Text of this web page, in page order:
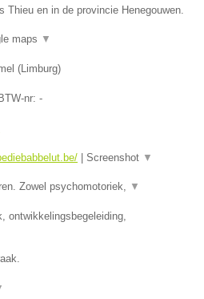
Thieu en in de provincie Henegouwen.
maps ▼
(Limburg)
nr: -
Screenshot ▼
Zowel psychomotoriek, ▼
ontwikkelingsbegeleiding,